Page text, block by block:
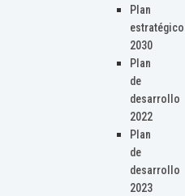
Plan
estratégico
2030
Plan
de
desarrollo
2022
Plan
de
desarrollo
2023